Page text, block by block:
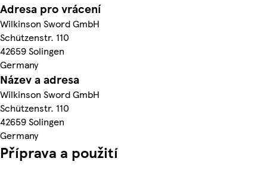
Adresa pro vrácení
Wilkinson Sword GmbH
Schützenstr. 110
42659 Solingen
Germany
Název a adresa
Wilkinson Sword GmbH
Schützenstr. 110
42659 Solingen
Germany
Příprava a použití